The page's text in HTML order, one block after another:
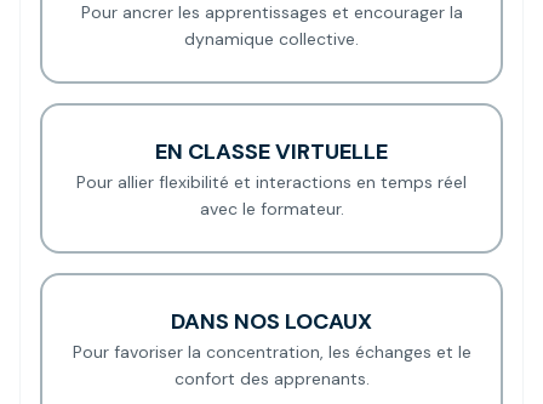
Pour ancrer les apprentissages et encourager la
dynamique collective.
EN CLASSE VIRTUELLE
Pour allier flexibilité et interactions en temps réel
avec le formateur.
DANS NOS LOCAUX
Pour favoriser la concentration, les échanges et le
confort des apprenants.